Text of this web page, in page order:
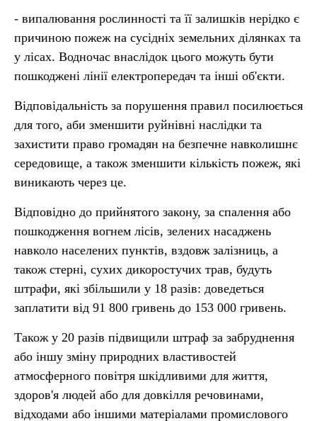
- випалювання рослинності та її залишків нерідко є
причиною пожеж на сусідніх земельних ділянках та
у лісах. Водночас внаслідок цього можуть бути
пошкоджені лінії електропередач та інші об'єкти.
Відповідальність за порушення правил посилюється
для того, аби зменшити руйнівні наслідки та
захистити право громадян на безпечне навколишнє
середовище, а також зменшити кількість пожеж, які
виникають через це.
Відповідно до прийнятого закону, за спалення або
пошкодження вогнем лісів, зелених насаджень
навколо населених пунктів, вздовж залізниць, а
також стерні, сухих дикоростучих трав, будуть
штрафи, які збільшили у 18 разів: доведеться
заплатити від 91 800 гривень до 153 000 гривень.
Також у 20 разів підвищили штраф за забруднення
або іншу зміну природних властивостей
атмосферного повітря шкідливими для життя,
здоров'я людей або для довкілля речовинами,
відходами або іншими матеріалами промислового